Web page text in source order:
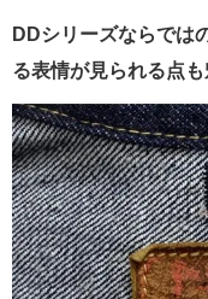
DDシリーズならでは
る表情が見られる点